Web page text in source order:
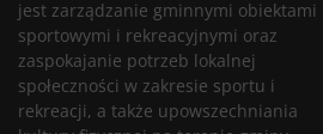
jest zarządzanie gminnymi obiektami
sportowymi i rekreacyjnymi oraz
zaspokajanie potrzeb lokalnej
społeczności w zakresie sportu i
rekreacji, a także upowszechniania